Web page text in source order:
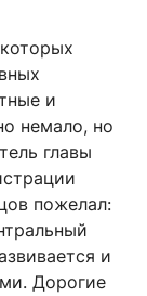
и
немало, но
главы
пожелал:
и
Дорогие